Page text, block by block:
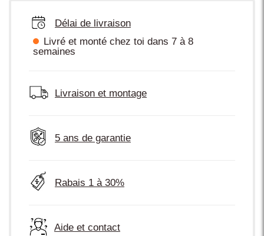
Délai de livraison
Livré et monté chez toi dans 7 à 8
semaines
Livraison et montage
5 ans de garantie
Rabais 1 à 30%
Aide et contact